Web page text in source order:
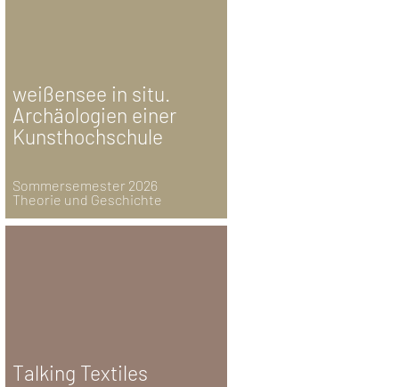
weißensee in situ.
Archäologien einer
Kunsthochschule
Sommersemester 2026
Theorie und Geschichte
Talking Textiles